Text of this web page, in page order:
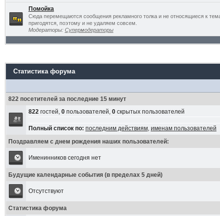
Помойка
Сюда перемещаются сообщения рекламного толка и не относящиеся к
пригодятся, поэтому и не удаляем совсем.
Модераторы: Супермодераторы
Статистика форума
822 посетителей за последние 15 минут
822гостей, 0пользователей, 0скрытых пользователей
Полный список по: последним действиям, именам пользователей
Поздравляем с днем рождения наших пользователей:
Именинников сегодня нет
Будущие календарные события (в пределах 5 дней)
Отсутствуют
Статистика форума